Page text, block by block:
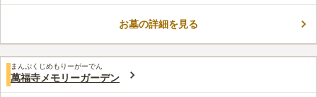
霊園の近くにはお花などの用品を売っている店はありません。お
花だけは現地で買えます。また、食事のできる店もありません。駅前には
食事のできる店は多いです。
お墓の詳細を見る
まんぷくじめもりーがーでん
萬福寺メモリーガーデン